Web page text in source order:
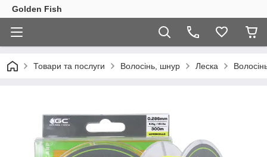
Golden Fish
Товари та послуги Волосінь, шнур Леска